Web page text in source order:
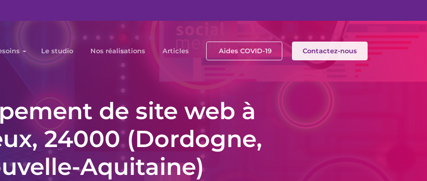
Le studio Nos réalisations Articles Aides COVID-19 Contactez-nous
de site web à
24000 (Dordogne,
Aquitaine)